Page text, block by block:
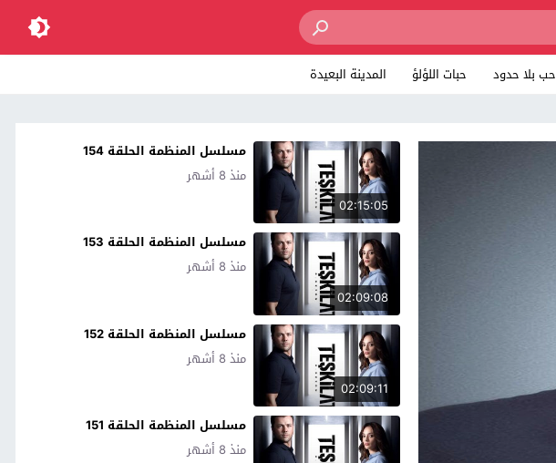
حب بلا حدود حبات اللؤلؤ المدينة البعيدة
02:15:05
مسلسل المنظمة الحلقة 154
منذ 8 أشهر
02:09:08
مسلسل المنظمة الحلقة 153
منذ 8 أشهر
02:09:11
مسلسل المنظمة الحلقة 152
منذ 8 أشهر
مسلسل المنظمة الحلقة 151
منذ 8 أشهر